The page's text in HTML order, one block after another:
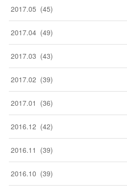
2017.05 (45)
2017.04 (49)
2017.03 (43)
2017.02 (39)
2017.01 (36)
2016.12 (42)
2016.11 (39)
2016.10 (39)